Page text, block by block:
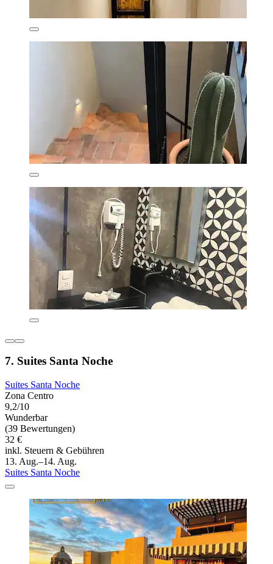
7. Suites Santa Noche
Suites Santa Noche
Zona Centro
9,2/10
Wunderbar
(39 Bewertungen)
32 €
inkl. Steuern & Gebühren
13. Aug.–14. Aug.
Suites Santa Noche